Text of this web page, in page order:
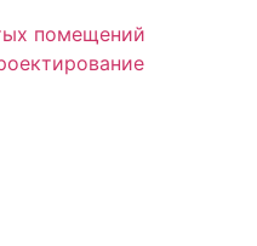
помещений